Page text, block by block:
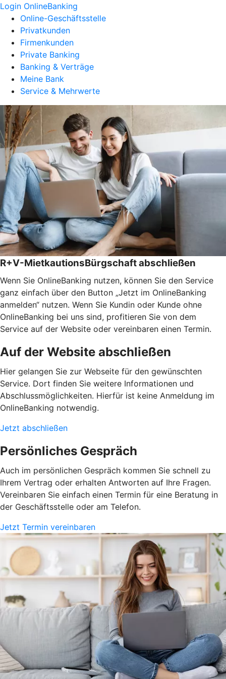
Login OnlineBanking
Online-Geschäftsstelle
Privatkunden
Firmenkunden
Private Banking
Banking & Verträge
Meine Bank
Service & Mehrwerte
R+V-MietkautionsBürgschaft abschließen
Wenn Sie OnlineBanking nutzen, können Sie den Service
ganz einfach über den Button „Jetzt im OnlineBanking
anmelden“ nutzen. Wenn Sie Kundin oder Kunde ohne
OnlineBanking bei uns sind, profitieren Sie von dem
Service auf der Website oder vereinbaren einen Termin.
Auf der Website abschließen
Hier gelangen Sie zur Webseite für den gewünschten
Service. Dort finden Sie weitere Informationen und
Abschlussmöglichkeiten. Hierfür ist keine Anmeldung im
OnlineBanking notwendig.
Jetzt abschließen
Persönliches Gespräch
Auch im persönlichen Gespräch kommen Sie schnell zu
Ihrem Vertrag oder erhalten Antworten auf Ihre Fragen.
Vereinbaren Sie einfach einen Termin für eine Beratung in
der Geschäftsstelle oder am Telefon.
Jetzt Termin vereinbaren